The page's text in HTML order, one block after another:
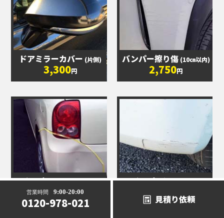
ドアミラーカバー (片側)
3,300円
バンパー擦り傷 (10㎝以内)
2,750円
バンパー凹み(10㎝以内)
16,500円
バンパー切れ(1ヶ所)
27,500
営業時間 9:00-20:00
0120-978-021 見積り依頼